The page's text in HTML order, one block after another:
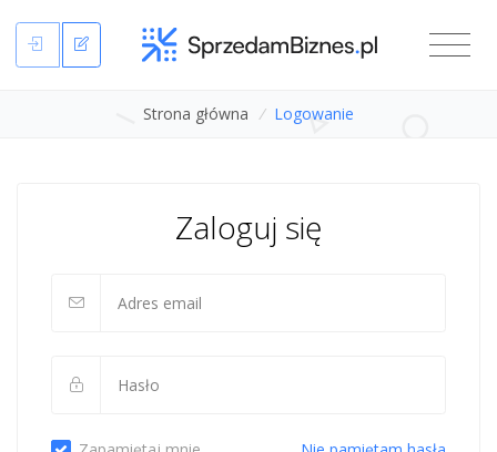
Strona główna / Logowanie
Zaloguj się